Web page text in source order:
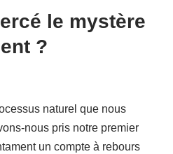
le mystère
?
naturel que nous
nous pris notre premier
un compte à rebours